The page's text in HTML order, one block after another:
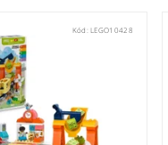
Kód:LEGO10428